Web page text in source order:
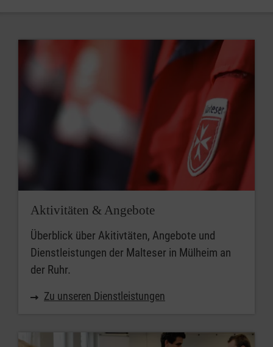
Aktivitäten & Angebote
Überblick über Akitivtäten, Angebote und
Dienstleistungen der Malteser in Mülheim an
der Ruhr.
Zu unseren Dienstleistungen